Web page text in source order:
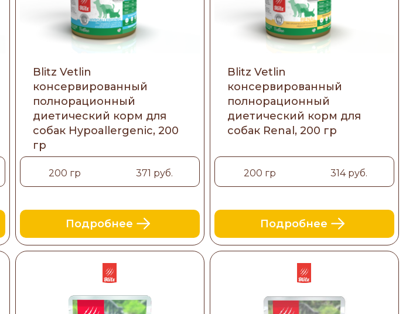
Blitz Vetlin
консервированный
полнорационный
диетический корм для
собак Hypoallergenic, 200
гр
200 гр 371 руб.
Подробнее
Blitz Vetlin
консервированный
полнорационный
диетический корм для
собак Renal, 200 гр
200 гр 314 руб.
Подробнее